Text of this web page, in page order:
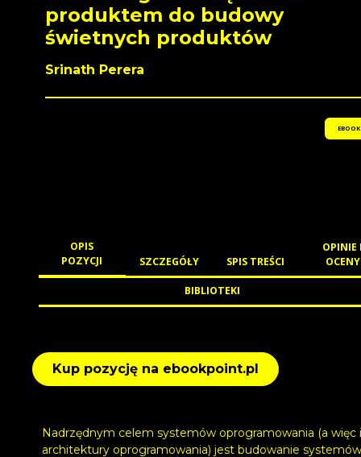
produktem do budowy
świetnych produktów
Srinath Perera
EBOOK
OPIS
POZYCJI
SZCZEGÓŁY SPIS TREŚCI
OPINIE
OCENY
BIBLIOTEKI
Kup pozycję na ebookpoint.pl
Nadrzędnym celem systemów oprogramowania (a więc i
architektury oprogramowania) jest budowanie systemów